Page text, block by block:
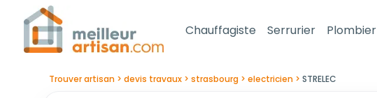
Chauffagiste Serrurier Plombier
Trouver artisan devis travaux strasbourg electricien STRELEC